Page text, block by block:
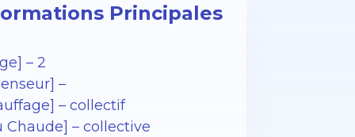
Principales
– 2
–
– collectif
Chaude] – collective